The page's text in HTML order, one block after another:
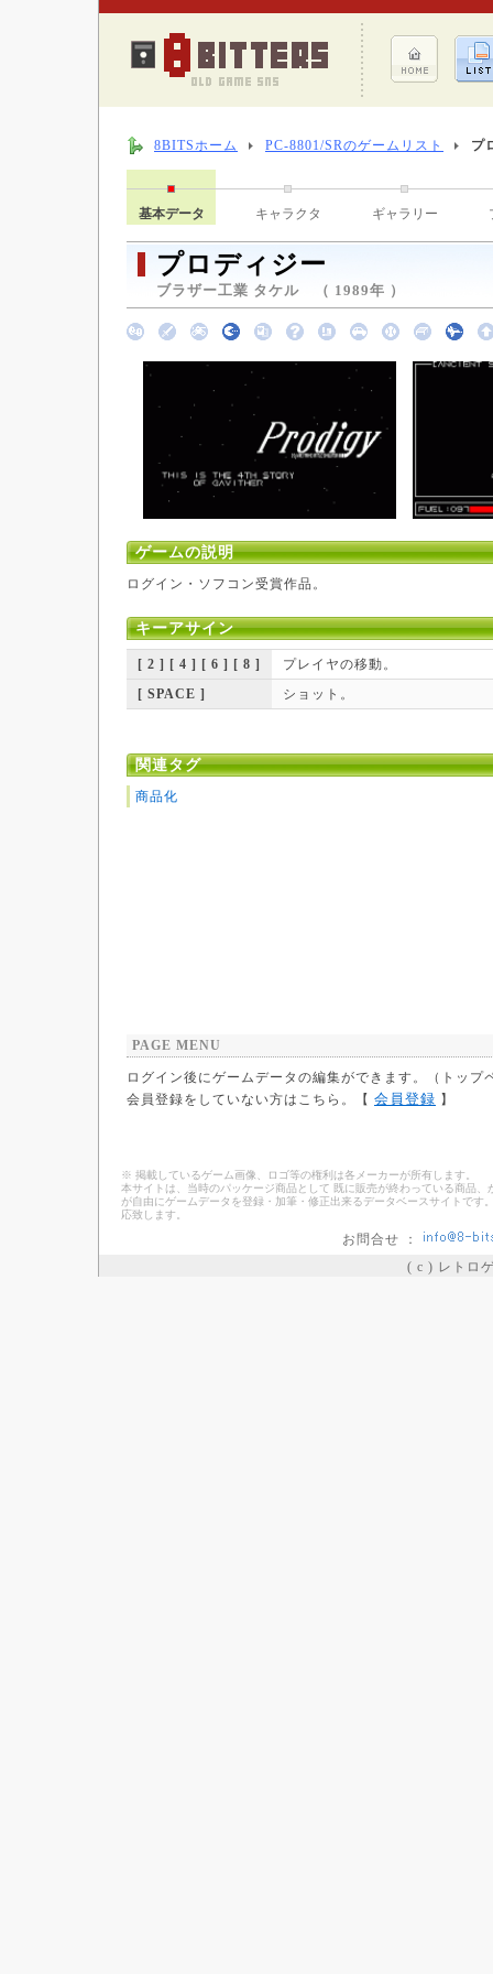
8BITSホーム PC-8801/SRのゲームリスト プ
基本データ キャラクタ ギャラリー
プロディジー
ブラザー工業 タケル （ 1989年 ）
ゲームの説明
ログイン・ソフコン受賞作品。
キーアサイン
[ 2 ] [ 4 ] [ 6 ] [ 8 ]
プレイヤの移動。
[ SPACE ]
ショット。
関連タグ
商品化
PAGE MENU
ログイン後にゲームデータの編集ができます。（トッ
会員登録をしていない方はこちら。【 会員登録 】
※ 掲載しているゲーム画像、ロゴ等の権利は各メーカーが所有します。
本サイトは、当時のパッケージ商品として 既に販売が終わっている商品
が自由にゲームデータを登録・加筆・修正出来るデータベースサイトで
応致します。
お問合せ ：
( c ) レトロ